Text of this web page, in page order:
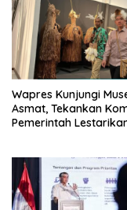
Wapres Kunjungi
Asmat, Tekankan
Pemerintah